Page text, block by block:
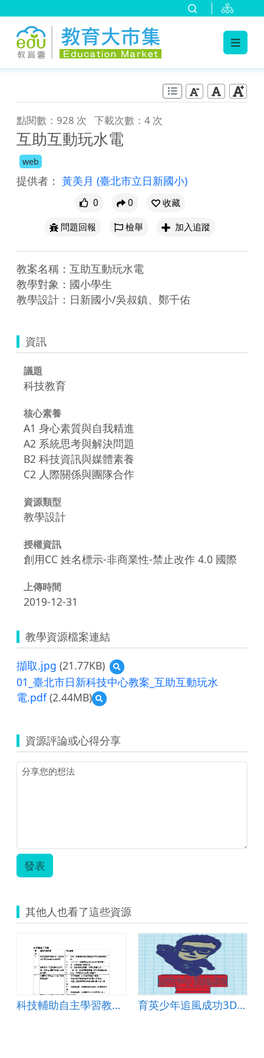
點閱數：928 次 下載次數：4 次
互助互動玩水電
web
提供者： 黃美月 (臺北市立日新國小)
0 0
收藏
問題回報
檢舉 加入追蹤
教案名稱：互助互動玩水電
教學對象：國小學生
教學設計：日新國小/吳叔鎮、鄭千佑
資訊
議題
科技教育
核心素養
A1 身心素質與自我精進
A2 系統思考與解決問題
B2 科技資訊與媒體素養
C2 人際關係與團隊合作
資源類型
教學設計
授權資訊
創用CC 姓名標示-非商業性-禁止改作 4.0 國際
上傳時間
2019-12-31
教學資源檔案連結
擷取.jpg (21.77KB)
預
覽
擷
01_臺北市日新科技中心教案_互助互動玩水
電.pdf(2.44MB)
預
覽
北
市
日
玩
水
資源評論或心得分享
發表
其他人也看了這些資源
科技輔助自主學習教案設計-Python基礎程式設計 育英少年追風成功3D車牌製作